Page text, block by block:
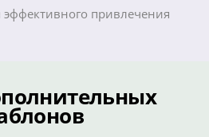
привлечения